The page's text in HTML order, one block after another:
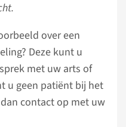
over een
Deze kunt u
met uw arts of
u geen patiënt bij het
contact op met uw